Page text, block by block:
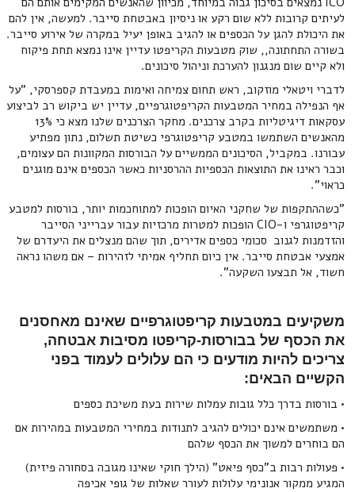
לעיתים קרובות ללא שום רקע או ניסיון באבטחת סייבר. למעשה, אין להם
את היכולת להגן על הכספים או להגיב באופן יעיל במקרה של אירוע סייבר.
בשורה התחתונה,, שוק מטבעות הקריפטו עדיין אינו נמצא תחת פיקוח
ולא קיים שום מנגנון להערכת וניהול סיכונים.
לדברי ויטאלי מוזקוב, ראש תחום צמיחה ואימות במעבדת קספרסקי, "על
אף הנפילה במחיר המטבעות הקריפטוגרפיים, עדיין יש ביקוש רב לביצוע
עסקאות דיגיטליות בקרב צרכנים. מחקר הצרכנים שלנו מצא כי 13%
מהאנשים השתמשו במטבע קריפטוגרפי כשיטת תשלום, נתון מפתיע
עבורנו. במקביל, הסיכונים הממשיים על הבורסות המקוונות הם עצומים,
וכבר ראינו את התוצאות הכספיות ההרסניות כאשר הכספים אינם מוגנים
כראוי".
"כשההתקפות של שחקני האיום הופכות למתוחכמות יותר, בורסות למטבע
קריפטוגרפי ו-CIO הופכות למטרות מרכזיות עבור עברייני הסייבר
והזדמנות לגנוב סכומי כספים אדירים, תוך שהם מנצלים את היעדרם של
אמצעי אבטחת סייבר. אין כיום תחליף אמיתי לזהירות – אם משהו נראה
חשוד, אל תבצעו השקעה".
משקיעים במטבעות קריפטוגרפיים שאינם מאחסנים
את הכסף של בבורסות-קריפטו מסיבות אבטחה,
צריכים להיות מודעים כי הם עלולים לעמוד בפני
הקשיים הבאים:
• בורסות בדרך כלל גובות עמלות שירות בעת משיכת כספים
• משתמשים אינם יכולים להגיב לתנודות במחירי המטבעות במהירות אם
הם בוחרים למשוך את הכסף שלהם
• פעולות רבות ב"כסף פיאט" (הילך חוקי שאינו מגובה בסחורה פיזית)
המגיע ממקור אנונימי עלולות לעורר שאלות של גופי אכיפה